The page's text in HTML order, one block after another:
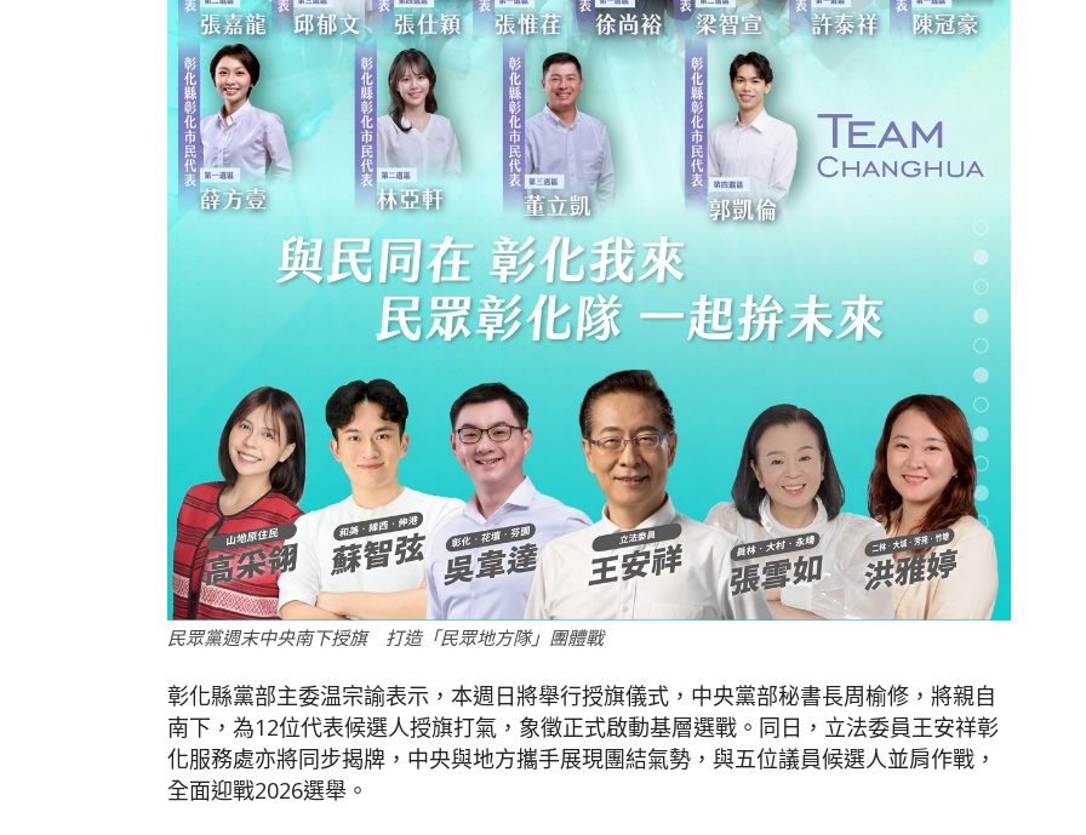
民眾黨週末中央南下授旗 打造「民眾地方隊」團體戰
彰化縣黨部主委温宗諭表示，本週日將舉行授旗儀式，中央黨部秘書長周榆修，將親自
南下，為12位代表候選人授旗打氣，象徵正式啟動基層選戰。同日，立法委員王安祥彰
化服務處亦將同步揭牌，中央與地方攜手展現團結氣勢，與五位議員候選人並肩作戰，
全面迎戰2026選舉。